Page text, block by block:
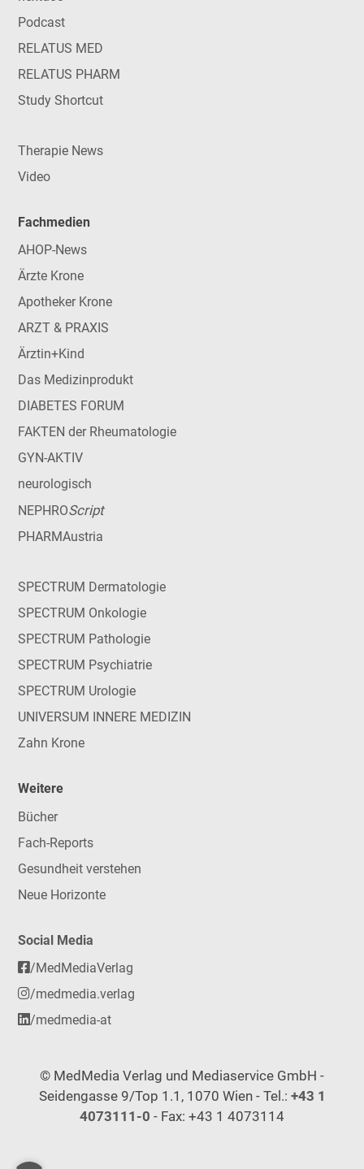
Podcast
RELATUS MED
RELATUS PHARM
Study Shortcut
Therapie News
Video
Fachmedien
AHOP-News
Ärzte Krone
Apotheker Krone
ARZT & PRAXIS
Ärztin+Kind
Das Medizinprodukt
DIABETES FORUM
FAKTEN der Rheumatologie
GYN-AKTIV
neurologisch
NEPHROScript
PHARMAustria
SPECTRUM Dermatologie
SPECTRUM Onkologie
SPECTRUM Pathologie
SPECTRUM Psychiatrie
SPECTRUM Urologie
UNIVERSUM INNERE MEDIZIN
Zahn Krone
Weitere
Bücher
Fach-Reports
Gesundheit verstehen
Neue Horizonte
Social Media
/MedMediaVerlag
/medmedia.verlag
/medmedia-at
© MedMedia Verlag und Mediaservice GmbH -
Seidengasse 9/Top 1.1, 1070 Wien - Tel.: +43 1
4073111-0 - Fax: +43 1 4073114